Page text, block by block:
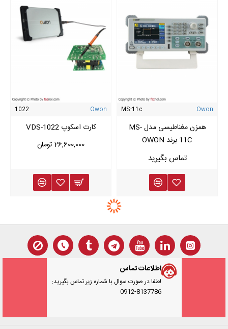
Owon
MS-11c
همزن مغناطیسی مدل MS-
11C برند OWON
Owon
1022
کارت اسکوپ VDS-1022
26,600,000 تومان